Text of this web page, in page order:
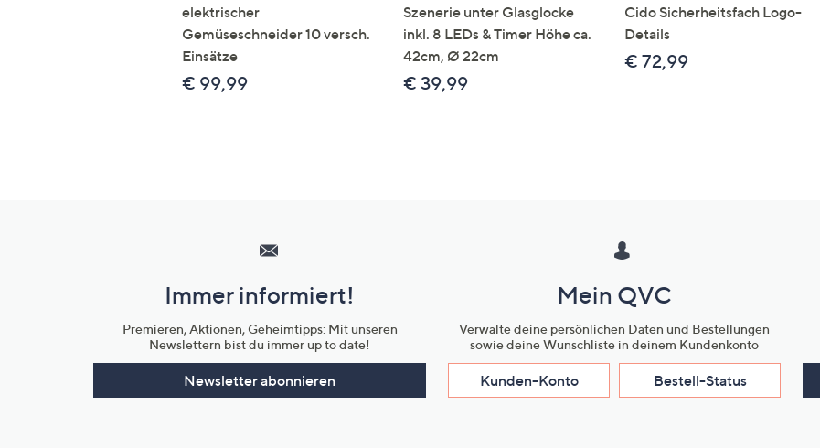
elektrischer
Gemüseschneider 10 versch.
Einsätze
€ 99,99
Szenerie unter Glasglocke
inkl. 8 LEDs & Timer Höhe ca.
42cm, Ø 22cm
€ 39,99
Cido Sicherheitsfach Logo-
Details
€ 72,99
Unternehmensinformationen
Immer informiert!
Premieren, Aktionen, Geheimtipps: Mit unseren
Newslettern bist du immer up to date!
Newsletter abonnieren
Mein QVC
Verwalte deine persönlichen Daten und Bestellungen
sowie deine Wunschliste in deinem Kundenkonto
Kunden-Konto Bestell-Status